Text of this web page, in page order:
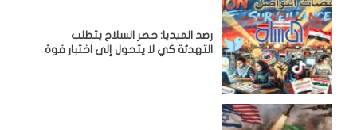
رصد الميديا: حصر السلاح يتطلب
التهدئة كي لا يتحول إلى اختبار قوة